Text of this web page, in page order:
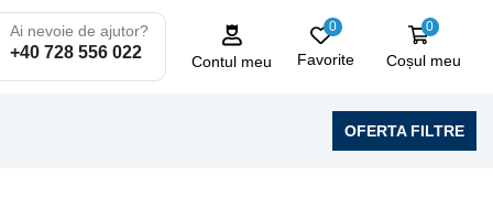
Ai nevoie de ajutor?
+40 728 556 022
Contul meu
0
Favorite
0
Coșul meu
OFERTA FILTRE